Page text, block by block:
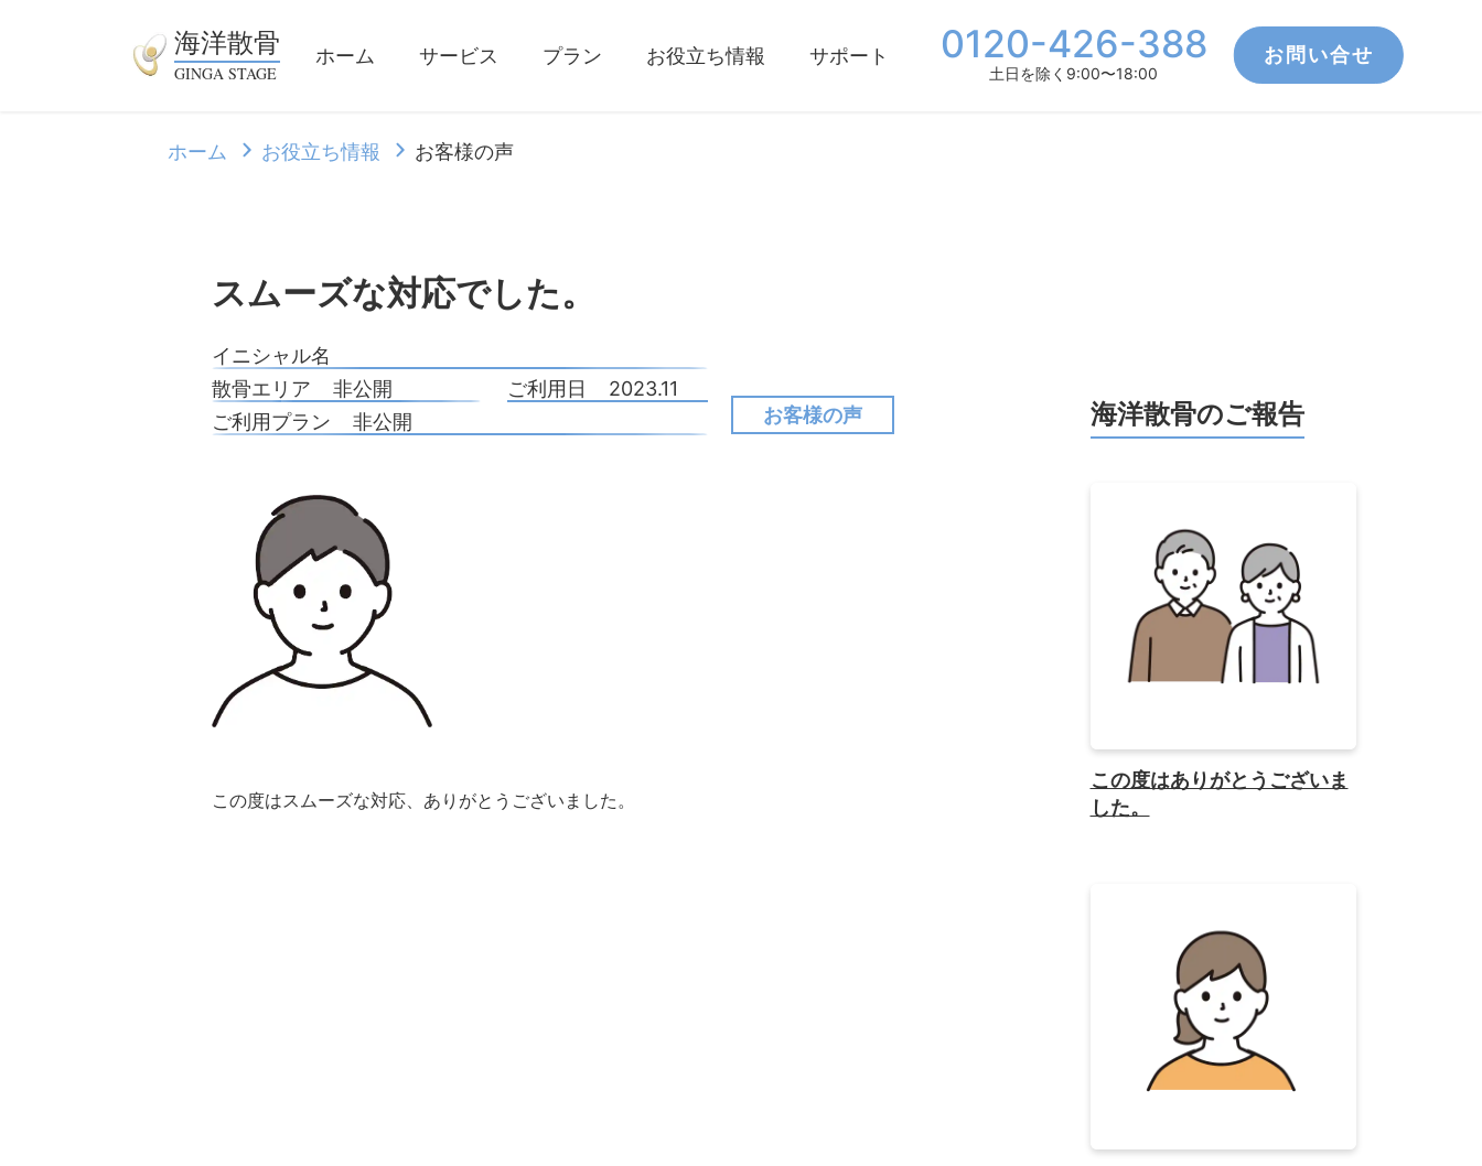
海洋散骨
GINGA STAGE
ホーム サービス プラン お役立ち情報 サポート 0120-426-388
土日を除く9:00〜18:00
お問い合せ
ホーム お役立ち情報 お客様の声
スムーズな対応でした。
イニシャル名
散骨エリア
非公開 ご利用日
2023.11
ご利用プラン
非公開 お客様の声
この度はスムーズな対応、ありがとうございました。
海洋散骨のご報告
この度はありがとうございま
した。